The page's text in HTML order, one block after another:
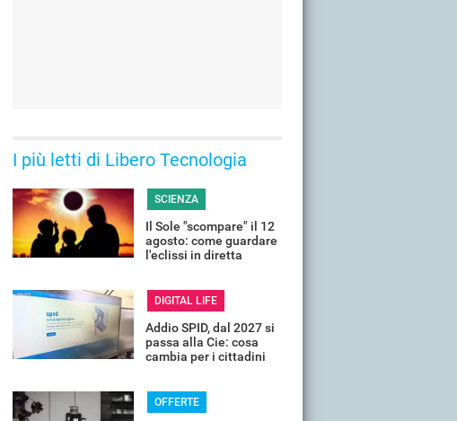
I più letti di Libero Tecnologia
SCIENZA
Il Sole "scompare" il 12
agosto: come guardare
l'eclissi in diretta
DIGITAL LIFE
Addio SPID, dal 2027 si
passa alla Cie: cosa
cambia per i cittadini
OFFERTE